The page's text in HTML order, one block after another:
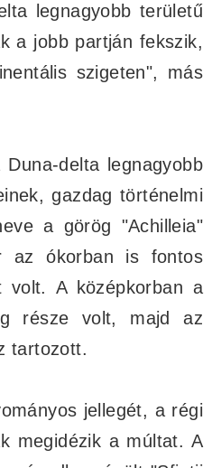
legnagyobb területű
a jobb partján fekszik,
szigeten", más
delta legnagyobb
gazdag történelmi
a görög "Achilleia"
az ókorban is fontos
volt. A középkorban a
része volt, majd az
tartozott.
jellegét, a régi
megidézik a múltat. A